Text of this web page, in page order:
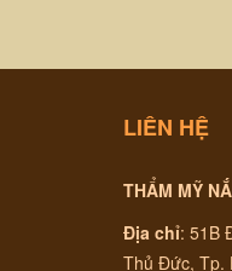
LIÊN HỆ
THẨM MỸ
Địa chỉ: 51B
Thủ Đức, Tp.